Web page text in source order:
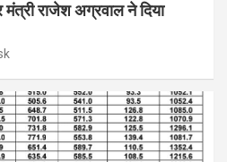
मंत्री राजेश अग्रवाल ने दिया